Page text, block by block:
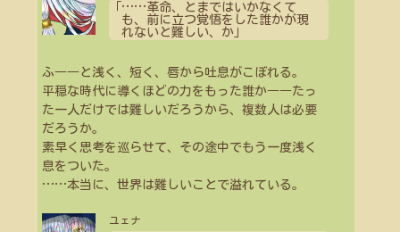
……革命、とまではいかなくて
も、前に立つ覚悟をした誰かが現
れないと難しい、か」
ふ――と浅く、短く、唇から吐息がこぼれる。
平穏な時代に導くほどの力をもった誰か――たっ
た一人だけでは難しいだろうから、複数人は必要
だろうか。
素早く思考を巡らせて、その途中でもう一度浅く
息をついた。
……本当に、世界は難しいことで溢れている。
ユェナ